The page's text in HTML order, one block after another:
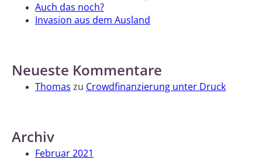
Auch das noch?
Invasion aus dem Ausland
Neueste Kommentare
Thomas zu Crowdfinanzierung unter Druck
Archiv
Februar 2021